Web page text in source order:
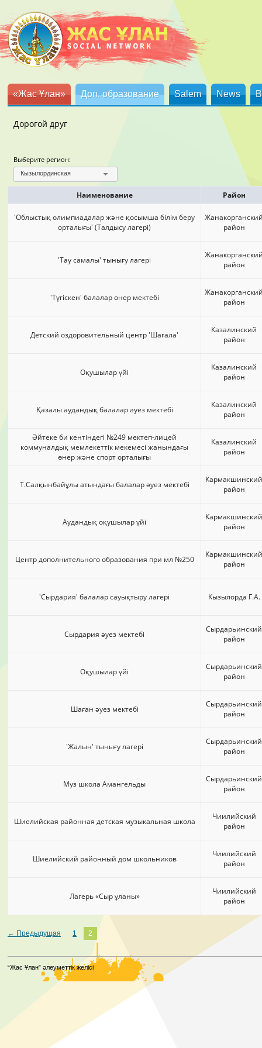
«Жас Ұлан» Доп. образование Salem News
Дорогой друг
Выберите регион:
Кызылординская
Наименование Район
'Облыстық олимпиадалар және қосымша білім беру
орталығы' (Талдысу лагері)
район
'Тау самалы' тынығу лагері
район
'Түгіскен' балалар өнер мектебі
район
Детский оздоровительный центр 'Шағала'
Казалинский
район
Оқушылар үйі
Казалинский
район
Қазалы аудандық балалар әуез мектебі
Казалинский
район
Әйтеке би кентіндегі №249 мектеп-лицей
коммуналдық мемлекеттік мекемесі жанындағы
өнер және спорт орталығы
Казалинский
район
Т.Салқынбайұлы атындағы балалар әуез мектебі
Кармакшинский
район
Аудандық оқушылар үйі
Кармакшинский
район
Центр дополнительного образования при мл №250
Кармакшинский
район
'Сырдария' балалар сауықтыру лагері Кызылорда Г.А.
Сырдария әуез мектебі
Сырдарьинский
район
Оқушылар үйі
Сырдарьинский
район
Шаған әуез мектебі
Сырдарьинский
район
'Жалын' тынығу лагері
Сырдарьинский
район
Муз школа Амангельды
Сырдарьинский
район
Шиелийская районная детская музыкальная школа
Чиилийский
район
Шиелийский районный дом школьников
Чиилийский
район
Лагерь «Сыр ұланы»
Чиилийский
район
← Предыдущая 1 2
“Жас Ұлан” әлеуметтік желісі